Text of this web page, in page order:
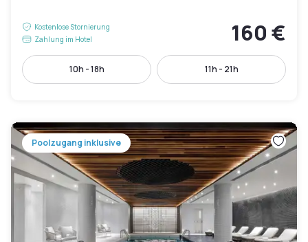
Kostenlose Stornierung
Zahlung im Hotel
160 €
10h - 18h 11h - 21h
Poolzugang inklusive